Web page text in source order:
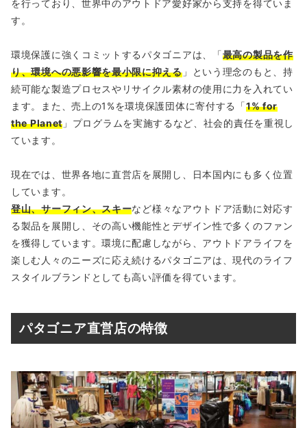
を行っており、世界中のアウトドア愛好家から支持を得ていま
す。
環境保護に強くコミットするパタゴニアは、「最高の製品を作
り、環境への悪影響を最小限に抑える」という理念のもと、持
続可能な製造プロセスやリサイクル素材の使用に力を入れてい
ます。また、売上の1%を環境保護団体に寄付する「1% for
the Planet 」プログラムを実施するなど、社会的責任を重視し
ています。
現在では、世界各地に直営店を展開し、日本国内にも多く位置
しています。
登山、サーフィン、スキーなど様々なアウトドア活動に対応す
る製品を展開し、その高い機能性とデザイン性で多くのファン
を獲得しています。環境に配慮しながら、アウトドアライフを
楽しむ人々のニーズに応え続けるパタゴニアは、現代のライフ
スタイルブランドとしても高い評価を得ています。
パタゴニア直営店の特徴